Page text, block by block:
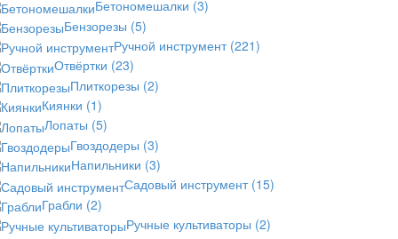
Бетономешалки (3)
Бензорезы (5)
Ручной инструмент (221)
Отвёртки (23)
Плиткорезы (2)
Киянки (1)
Лопаты (5)
Гвоздодеры (3)
Напильники (3)
Садовый инструмент (15)
Грабли (2)
Ручные культиваторы (2)